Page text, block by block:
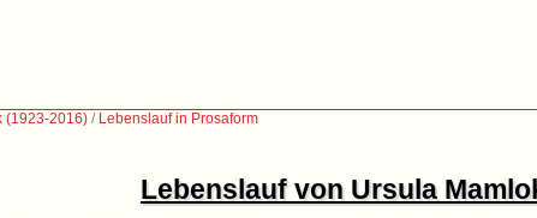
(1923-2016) / Lebenslauf in Prosaform
Lebenslauf von Ursula